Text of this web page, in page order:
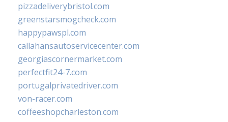
pizzadeliverybristol.com
greenstarsmogcheck.com
happypawspl.com
callahansautoservicecenter.com
georgiascornermarket.com
perfectfit24-7.com
portugalprivatedriver.com
von-racer.com
coffeeshopcharleston.com